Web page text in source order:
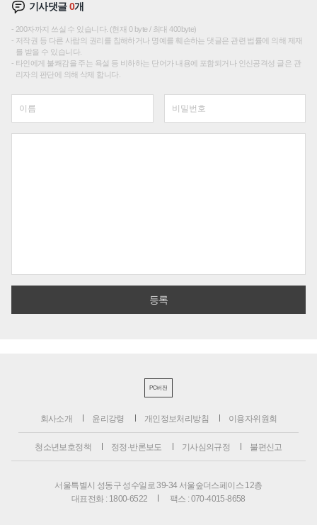
기사댓글0개
200자까지 쓰실 수 있습니다. (현재 0 byte / 최대 400byte)
저작권 등 다른 사람의 권리를 침해하거나 명예를 훼손하는 댓글은 관련 법률에 의해 제재
를 받을 수 있습니다.
타인에게 불쾌감을 주는 욕설 등 비하하는 단어가 내용에 포함되거나 인신공격성 글은 관
리자의 판단에 의해 삭제 합니다.
PC버전
회사소개 윤리강령 개인정보처리방침 이용자위원회
청소년보호정책 정정·반론보도 기사심의규정 불편신고
서울특별시 성동구 성수일로 39-34 서울숲더스페이스 12층
대표전화 : 1800-6522
팩스 : 070-4015-8658